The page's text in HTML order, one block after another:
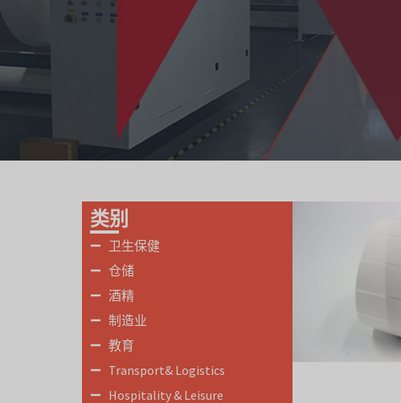
类别
卫生保健
仓储
酒精
制造业
教育
Transport& Logistics
Hospitality & Leisure